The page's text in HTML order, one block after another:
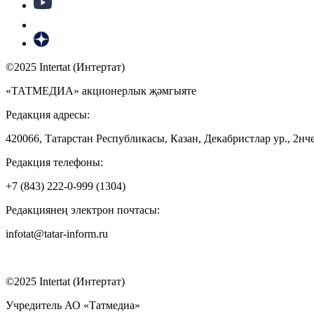
©2025 Intertat (Интертат)
«ТАТМЕДИА» акционерлык җәмгыяте
Редакция адресы:
420066, Татарстан Республикасы, Казан, Декабристлар ур.,
Редакция телефоны:
+7 (843) 222-0-999 (1304)
Редакциянең электрон почтасы:
infotat@tatar-inform.ru
©2025 Intertat (Интертат)
Учредитель АО «Татмедиа»